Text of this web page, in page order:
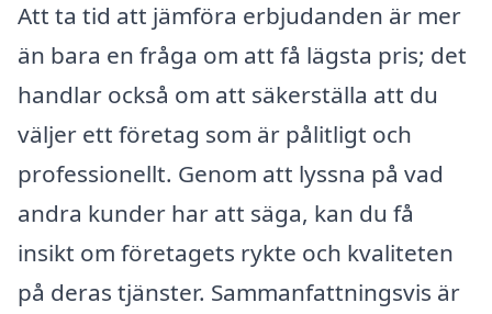
Att ta tid att jämföra erbjudanden är mer
än bara en fråga om att få lägsta pris; det
handlar också om att säkerställa att du
väljer ett företag som är pålitligt och
professionellt. Genom att lyssna på vad
andra kunder har att säga, kan du få
insikt om företagets rykte och kvaliteten
på deras tjänster. Sammanfattningsvis är